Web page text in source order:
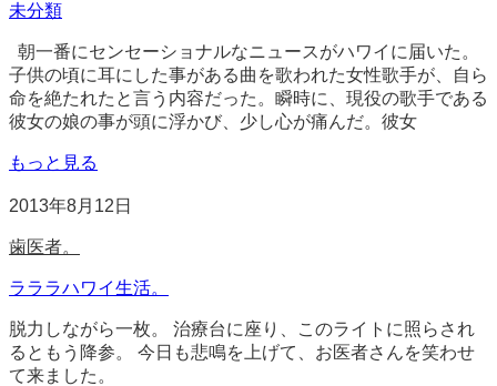
未分類
朝一番にセンセーショナルなニュースがハワイに届いた。
子供の頃に耳にした事がある曲を歌われた女性歌手が、自ら
命を絶たれたと言う内容だった。瞬時に、現役の歌手である
彼女の娘の事が頭に浮かび、少し心が痛んだ。彼女
もっと見る
2013年8月12日
歯医者。
ラララハワイ生活。
脱力しながら一枚。 治療台に座り、このライトに照らされ
るともう降参。 今日も悲鳴を上げて、お医者さんを笑わせ
て来ました。